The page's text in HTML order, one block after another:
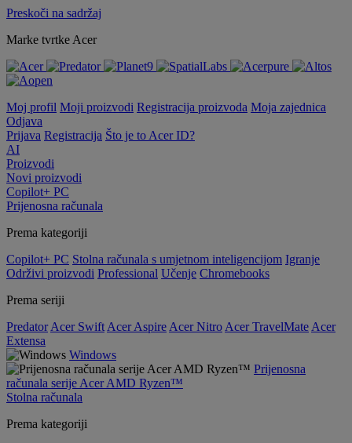
Preskoči na sadržaj
Marke tvrtke Acer
Moj profil Moji proizvodi Registracija proizvoda Moja zajednica
Odjava
Prijava Registracija Što je to Acer ID?
AI
Proizvodi
Novi proizvodi
Copilot+ PC
Prijenosna računala
Prema kategoriji
Copilot+ PC Stolna računala s umjetnom inteligencijom Igranje
Održivi proizvodi Professional Učenje Chromebooks
Prema seriji
Predator Acer Swift Acer Aspire Acer Nitro Acer TravelMate Acer
Extensa
Windows
Prijenosna
računala serije Acer AMD Ryzen™
Stolna računala
Prema kategoriji